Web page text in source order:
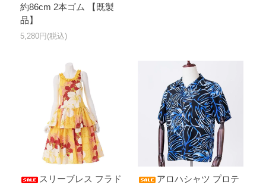
約86cm 2本ゴム 【既製
品】
5,280円(税込)
スリーブレス フラド
アロハシャツ プロテ